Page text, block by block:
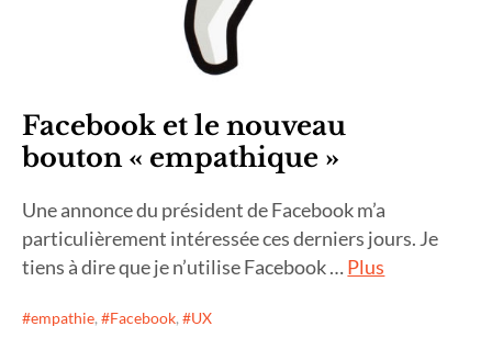
Facebook et le nouveau
bouton « empathique »
Une annonce du président de Facebook m’a
particulièrement intéressée ces derniers jours. Je
tiens à dire que je n’utilise Facebook …Plus
empathie, Facebook, UX